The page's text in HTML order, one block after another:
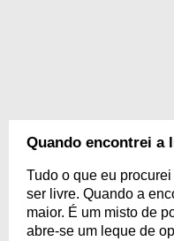
Quando encontrei a
Tudo o que eu
ser livre. Quando a
maior. É um misto de
abre-se um leque de